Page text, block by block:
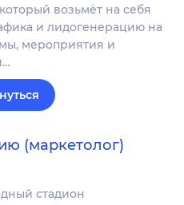
возьмёт на себя
и лидогенерацию на
мероприятия и
(маркетолог)
стадион